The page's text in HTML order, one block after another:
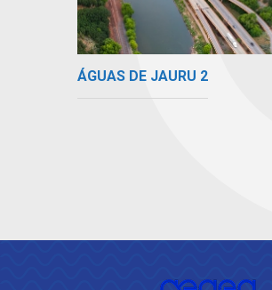
ÁGUAS DE JAURU 2